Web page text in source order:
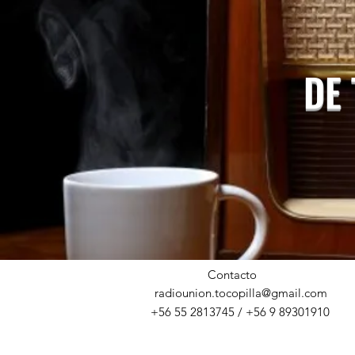
DE
Contacto
radiounion.tocopilla@gmail.com
+56 55 2813745 / +56 9 89301910